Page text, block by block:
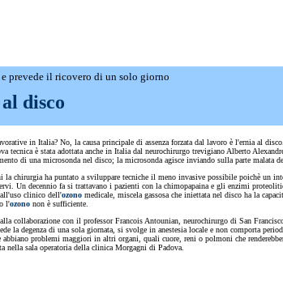
prevede il ricovero di un solo giorno
disco
in Italia? No, la causa principale di assenza forzata dal lavoro è l'ernia al
tecnica è stata adottata anche in Italia dal neurochirurgo trevigiano Alberto
di una microsonda nel disco; la microsonda agisce inviando sulla parte malata
chirurgia ha puntato a sviluppare tecniche il meno invasive possibile poichè un
Un decennio fa si trattavano i pazienti con la chimopapaina e gli enzimi
clinico dell'ozono medicale, miscela gassosa che iniettata nel disco ha la
l'ozono non è sufficiente.
collaborazione con il professor Francois Antounian, neurochirurgo di San
la degenza di una sola giornata, si svolge in anestesia locale e non comporta
problemi maggiori in altri organi, quali cuore, reni o polmoni che
nella sala operatoria della clinica Morgagni di Padova.